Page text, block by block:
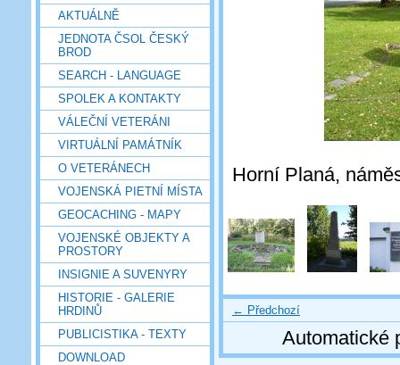
AKTUÁLNĚ
JEDNOTA ČSOL ČESKÝ
BROD
SEARCH - LANGUAGE
SPOLEK A KONTAKTY
VÁLEČNÍ VETERÁNI
VIRTUÁLNÍ PAMÁTNÍK
O VETERÁNECH
VOJENSKÁ PIETNÍ MÍSTA
GEOCACHING - MAPY
VOJENSKÉ OBJEKTY A
PROSTORY
INSIGNIE A SUVENYRY
HISTORIE - GALERIE
HRDINŮ
PUBLICISTIKA - TEXTY
DOWNLOAD
Horní Planá,
← Předchozí
Automatické